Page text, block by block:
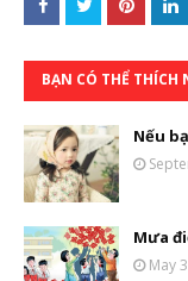
BẠN CÓ THỂ
Nếu
Mưa
May